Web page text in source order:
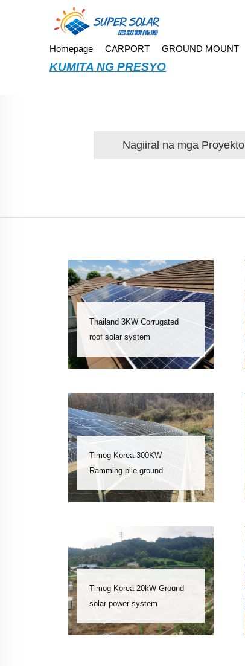
Homepage CARPORT GROUND MOUNT
KUMITA NG PRESYO
Nagiiral na mga Proyekto
Thailand 3KW Corrugated
roof solar system
Timog Korea 300KW
Ramming pile ground
Timog Korea 20kW Ground
solar power system